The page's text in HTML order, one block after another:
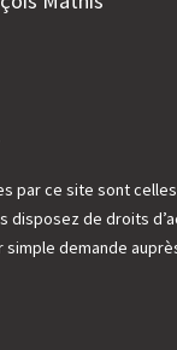
par ce site sont
disposez de droits
demande